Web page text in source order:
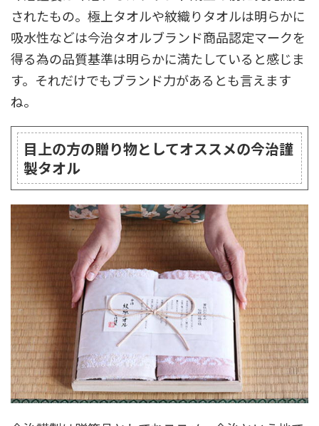
されたもの。極上タオルや紋織りタオルは明らかに
吸水性などは今治タオルブランド商品認定マークを
得る為の品質基準は明らかに満たしていると感じま
す。それだけでもブランド力があるとも言えます
ね。
目上の方の贈り物としてオススメの今治謹
製タオル